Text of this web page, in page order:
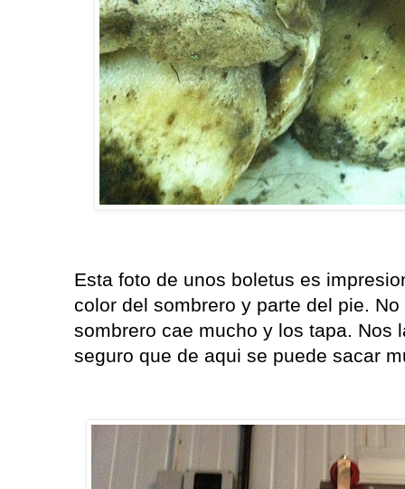
Esta foto de unos boletus es
color del sombrero y parte del pie.
sombrero cae mucho y los tapa. Nos
seguro que de aqui se puede sacar